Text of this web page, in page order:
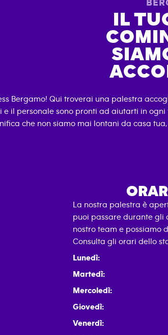
IL
Bergamo! Qui troverai una palestra
il personale sono pronti ad aiutarti in ogni
che non siamo mai lontani da casa
La nostra palestra è
puoi passare durante gli
nostro team e possiamo
Consulta gli orari dello
Lunedì:
Martedì:
Mercoledì:
Giovedì:
Venerdì: